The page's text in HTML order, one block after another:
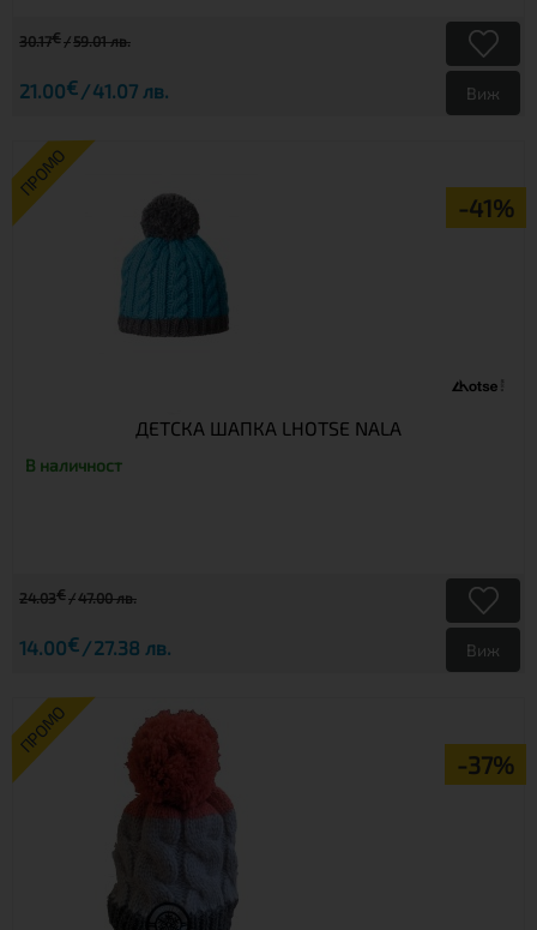
30.17€ 59.01 лв.
21.00€ 41.07 лв. Виж
ПРОМО
-41%
ДЕТСКА ШАПКА LHOTSE NALA
В наличност
24.03€ 47.00 лв.
14.00€ 27.38 лв. Виж
ПРОМО
-37%